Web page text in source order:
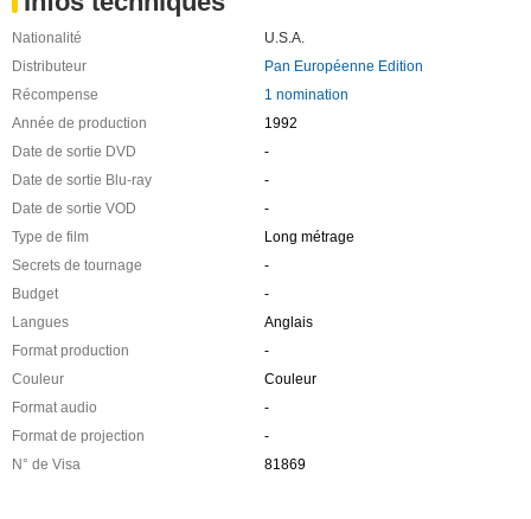
Nationalité
U.S.A.
Distributeur
Pan Européenne Edition
Récompense
1 nomination
Année de production
1992
Date de sortie DVD
-
Date de sortie Blu-ray
-
Date de sortie VOD
-
Type de film
Long métrage
Secrets de tournage
-
Budget
-
Langues
Anglais
Format production
-
Couleur
Couleur
Format audio
-
Format de projection
-
N° de Visa
81869